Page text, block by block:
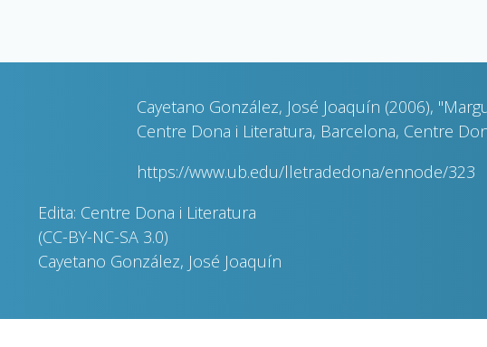
Cayetano González, José Joaquín (2006),
Centre Dona i Literatura, Barcelona, Centre
https://www.ub.edu/lletradedona/ennode/323
Edita: Centre Dona i Literatura
(CC-BY-NC-SA 3.0)
Cayetano González, José Joaquín